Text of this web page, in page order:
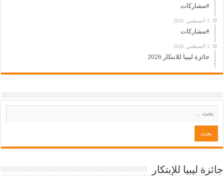
#مشاركات
5 أغسطس، 2026
#مشاركات
2 أغسطس، 2026
جائزة ليبيا للابتكار 2026
جائزة ليبيا للإبتكار